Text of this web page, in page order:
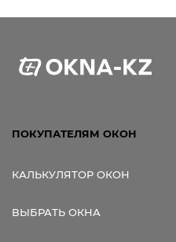
ПОКУПАТЕЛЯМ ОКОН
КАЛЬКУЛЯТОР ОКОН
ВЫБРАТЬ ОКНА